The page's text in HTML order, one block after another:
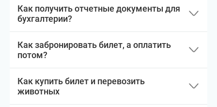
Как получить отчетные документы для
бухгалтерии?
Как забронировать билет, а оплатить
потом?
Как купить билет и перевозить
животных